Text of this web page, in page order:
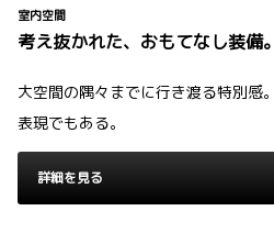
室内空間
考え抜かれた、おもてなし装備。
大空間の隅々までに行き渡る特別感
表現でもある。
詳細を見る